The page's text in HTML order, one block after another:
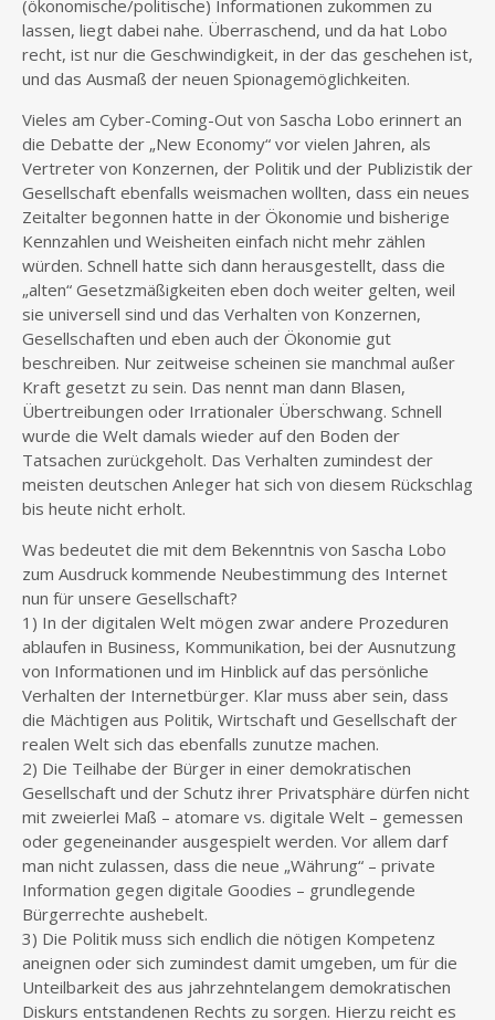
(ökonomische/politische) Informationen zukommen zu
lassen, liegt dabei nahe. Überraschend, und da hat Lobo
recht, ist nur die Geschwindigkeit, in der das geschehen ist,
und das Ausmaß der neuen Spionagemöglichkeiten.
Vieles am Cyber-Coming-Out von Sascha Lobo erinnert an
die Debatte der „New Economy“ vor vielen Jahren, als
Vertreter von Konzernen, der Politik und der Publizistik der
Gesellschaft ebenfalls weismachen wollten, dass ein neues
Zeitalter begonnen hatte in der Ökonomie und bisherige
Kennzahlen und Weisheiten einfach nicht mehr zählen
würden. Schnell hatte sich dann herausgestellt, dass die
„alten“ Gesetzmäßigkeiten eben doch weiter gelten, weil
sie universell sind und das Verhalten von Konzernen,
Gesellschaften und eben auch der Ökonomie gut
beschreiben. Nur zeitweise scheinen sie manchmal außer
Kraft gesetzt zu sein. Das nennt man dann Blasen,
Übertreibungen oder Irrationaler Überschwang. Schnell
wurde die Welt damals wieder auf den Boden der
Tatsachen zurückgeholt. Das Verhalten zumindest der
meisten deutschen Anleger hat sich von diesem Rückschlag
bis heute nicht erholt.
Was bedeutet die mit dem Bekenntnis von Sascha Lobo
zum Ausdruck kommende Neubestimmung des Internet
nun für unsere Gesellschaft?
1) In der digitalen Welt mögen zwar andere Prozeduren
ablaufen in Business, Kommunikation, bei der Ausnutzung
von Informationen und im Hinblick auf das persönliche
Verhalten der Internetbürger. Klar muss aber sein, dass
die Mächtigen aus Politik, Wirtschaft und Gesellschaft der
realen Welt sich das ebenfalls zunutze machen.
2) Die Teilhabe der Bürger in einer demokratischen
Gesellschaft und der Schutz ihrer Privatsphäre dürfen nicht
mit zweierlei Maß – atomare vs. digitale Welt – gemessen
oder gegeneinander ausgespielt werden. Vor allem darf
man nicht zulassen, dass die neue „Währung“ – private
Information gegen digitale Goodies – grundlegende
Bürgerrechte aushebelt.
3) Die Politik muss sich endlich die nötigen Kompetenz
aneignen oder sich zumindest damit umgeben, um für die
Unteilbarkeit des aus jahrzehntelangem demokratischen
Diskurs entstandenen Rechts zu sorgen. Hierzu reicht es